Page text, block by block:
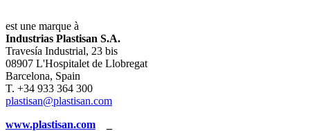
est une marque à
Industrias Plastisan S.A.
Travesía Industrial, 23 bis
08907 L'Hospitalet de Llobregat
Barcelona, Spain
T. +34 933 364 300
plastisan@plastisan.com
www.plastisan.com